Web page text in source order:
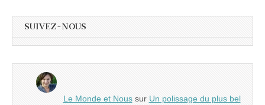
SUIVEZ-NOUS
Le Monde et Noussur Un polissage du plus bel